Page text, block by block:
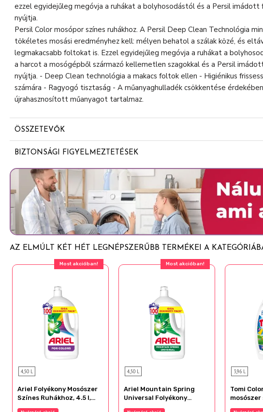
ezzel egyidejűleg megóvja a ruhákat a bolyhosodástól és a Persil imádott
nyújtja.
Persil Color mosópor színes ruhákhoz. A Persil Deep Clean Technológia
tökéletes mosási eredményhez kell: mélyen behatol a szálak közé, és
legmakacsabb foltokat is. Ezzel egyidejűleg megóvja a ruhákat a
a harcot a mosógépből származó kellemetlen szagokkal és a Persil
nyújtja. - Deep Clean technológia a makacs foltok ellen - Higiénikus
számára - Ragyogó tisztaság - A műanyaghulladék csökkentése
újrahasznosított műanyagot tartalmaz.
ÖSSZETEVŐK
5-15% anionos felületaktív anyagok
Enzimek
Illatanyagok (Linalool)
BIZTONSÁGI FIGYELMEZTETÉSEK
Mosószer színes ruhákhoz. Figyelem. Súlyos szemirritációt okoz. Orvosi
tartsa kéznél a termék edényét vagy címkéjét. Gyermekektől elzárva
használata kötelező. SZEMBE KERÜLÉS ESETÉN: Több percig tartó
Adott esetben a kontaktlencsék eltávolítása, ha könnyen megoldható. Az
folytatása. Ha a szemirritáció nem múlik el: orvosi ellátást kell kérni.
AZ ELMÚLT KÉT HÉT LEGNÉPSZERŰBB TERMÉKEI A
Most akcióban!
4,50 L
Ariel Folyékony Mosószer
Színes Ruhákhoz, 4.5 l,
100 Mosáshoz
Most akcióban!
4,50 L
Ariel Mountain Spring
Universal Folyékony
Mosószer, 4.5 l, 100
3,96 L
Tomi
mosószer
88 mosás